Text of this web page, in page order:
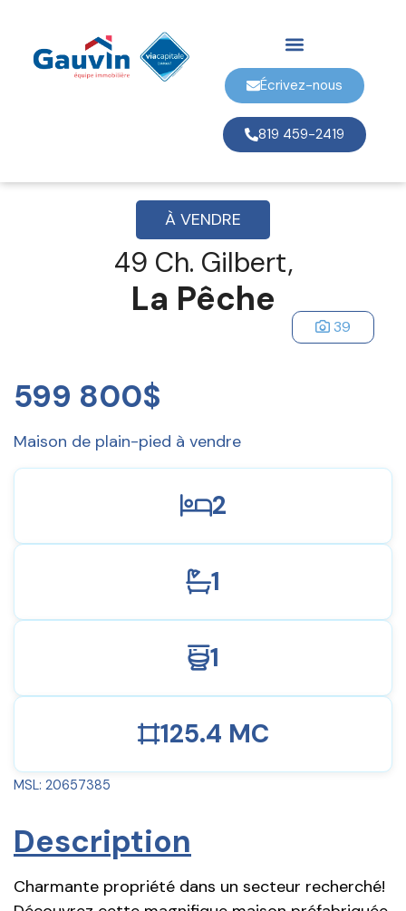
Écrivez-nous
819 459-2419
À VENDRE
49 Ch. Gilbert,
La Pêche
39
599 800$
Maison de plain-pied à vendre
2
1
1
125.4 MC
MSL: 20657385
Description
Charmante propriété dans un secteur recherché!